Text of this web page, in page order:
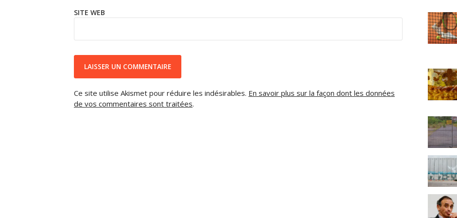
SITE WEB
Ce site utilise Akismet pour réduire les indésirables. En savoir plus sur la façon dont les données
de vos commentaires sont traitées.